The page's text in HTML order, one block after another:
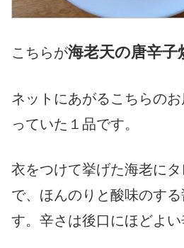
こちらが海老天の唐辛子
ネットにあがるこちらの
っていた１品です。
衣をつけて挙げた海老に
で、ほんのりと酸味のす
す。辛さは後口にほどよい